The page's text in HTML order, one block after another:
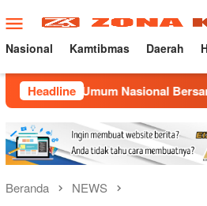
ke
konten
Menu
Mobile
Nasional Kamtibmas Daerah
Headline
Nasional Bersama Kepala
Beranda NEWS